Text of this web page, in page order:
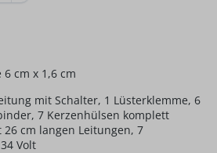
cm x 1,6 cm
mit Schalter, 1 Lüsterklemme, 6
7 Kerzenhülsen komplett
cm langen Leitungen, 7
Volt